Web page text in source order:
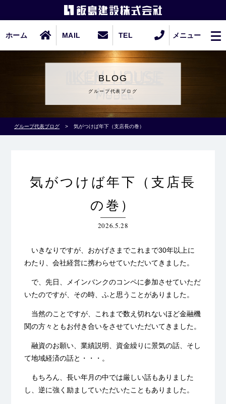
ホーム MAIL TEL メニュー
BLOG
グループ代表ブログ
グループ代表ブログ > 気がつけば年下（支店長の巻）
気がつけば年下（支店長
の巻）
2026.5.28
いきなりですが、おかげさまでこれまで30年以上に
わたり、会社経営に携わらせていただいてきました。
で、先日、メインバンクのコンペに参加させていただ
いたのですが、その時、ふと思うことがありました。
当然のことですが、これまで数え切れないほど金融機
関の方々ともお付き合いをさせていただいてきました。
融資のお願い、業績説明、資金繰りに景気の話、そし
て地域経済の話と・・・。
もちろん、長い年月の中では厳しい話もありました
し、逆に強く励ましていただいたこともありました。